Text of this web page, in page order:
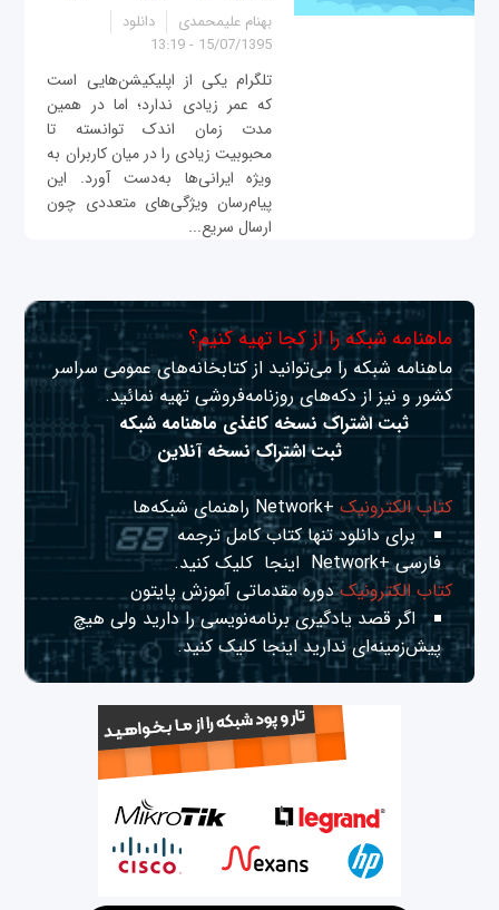
بهنام علیمحمدی
دانلود
15/07/1395 - 13:19
تلگرام یکی از اپلیکیشن‌هایی است
که عمر زیادی ندارد؛ اما در همین
مدت زمان اندک توانسته تا
محبوبیت زیادی را در میان کاربران به
ویژه ایرانی‌ها به‌دست آورد. این
پیام‌رسان ویژگی‌های متعددی چون
ارسال سریع...
ماهنامه شبکه را از کجا تهیه کنیم؟
ماهنامه شبکه را می‌توانید از کتابخانه‌های عمومی سراسر
کشور و نیز از دکه‌های روزنامه‌فروشی تهیه نمائید.
ثبت اشتراک نسخه کاغذی ماهنامه شبکه
ثبت اشتراک نسخه آنلاین
کتاب الکترونیک+Network راهنمای شبکه‌ها
برای دانلود تنها کتاب کامل ترجمه
فارسی +Network
اینجا کلیک کنید.
کتاب الکترونیکدوره مقدماتی آموزش پایتون
اگر قصد یادگیری برنامه‌نویسی را دارید ولی هیچ
پیش‌زمینه‌ای نداریداینجا کلیک کنید.